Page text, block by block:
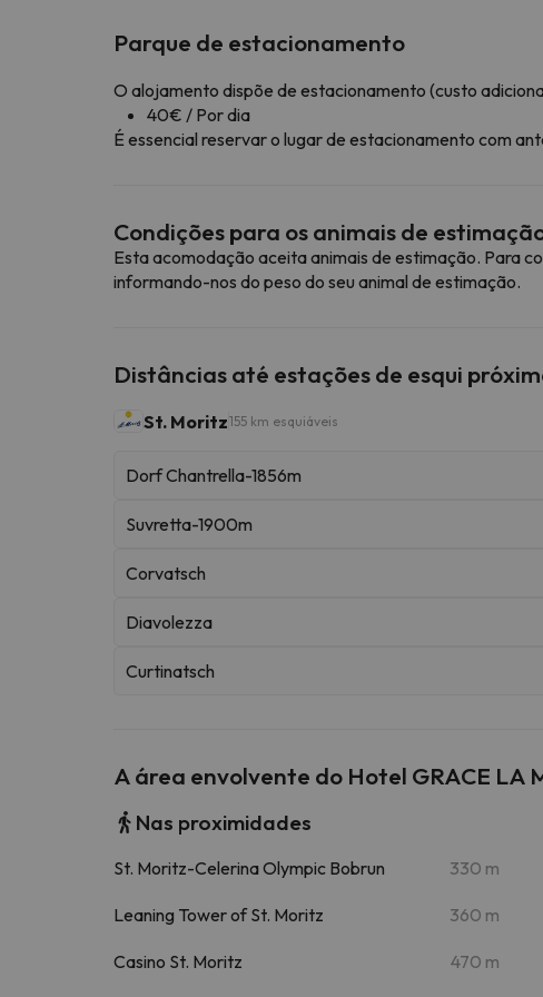
Parque de estacionamento
O alojamento dispõe de estacionamento (custo
40€ / Por dia
É essencial reservar o lugar de estacionamento com
Condições para os animais de
Esta acomodação aceita animais de estimação. Para
informando-nos do peso do seu animal de estimação.
Distâncias até estações de esqui
St. Moritz155 km esquiáveis
Dorf Chantrella-1856m
Suvretta-1900m
Corvatsch
Diavolezza
Curtinatsch
A área envolvente do Hotel GRACE LA
Nas proximidades
St. Moritz-Celerina Olympic Bobrun 330 m
Leaning Tower of St. Moritz 360 m
Casino St. Moritz 470 m